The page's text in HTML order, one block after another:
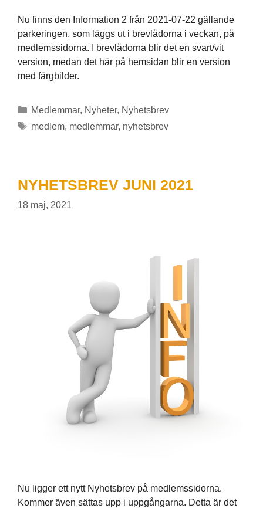
Nu finns den Information 2 från 2021-07-22 gällande
parkeringen, som läggs ut i brevlådorna i veckan, på
medlemssidorna. I brevlådorna blir det en svart/vit
version, medan det här på hemsidan blir en version
med färgbilder.
Kategorier
Medlemmar, Nyheter, Nyhetsbrev
Etiketter
medlem, medlemmar, nyhetsbrev
NYHETSBREV JUNI 2021
18 maj, 2021
Nu ligger ett nytt Nyhetsbrev på medlemssidorna.
Kommer även sättas upp i uppgångarna. Detta är det